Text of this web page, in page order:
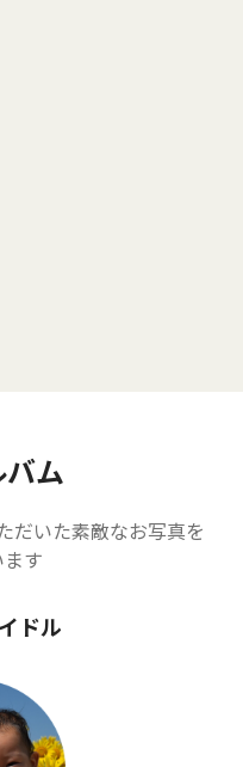
バム
だいた素敵なお写真を
す
ドル